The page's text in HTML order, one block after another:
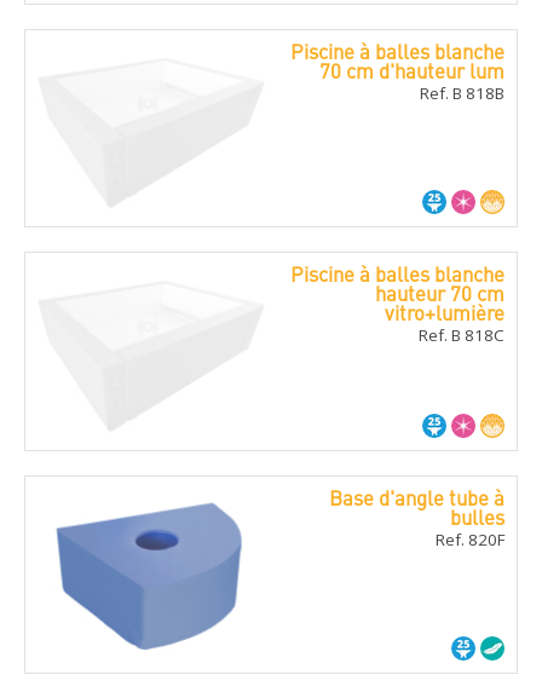
Piscine à balles blanche
70 cm d'hauteur lum
Ref. B 818B
Piscine à balles blanche
hauteur 70 cm
vitro+lumière
Ref. B 818C
Base d'angle tube à
bulles
Ref. 820F